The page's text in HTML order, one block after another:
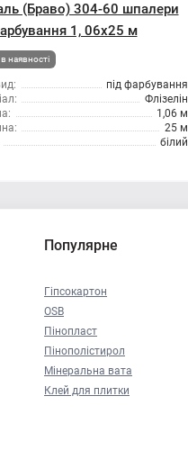
(Браво) 304-60 шпалери
1, 06x25 м
наявності
під фарбування
Флізелін
1,06 м
25 м
білий
Популярне
Гіпсокартон
OSB
Пінопласт
Пінополістирол
Мінеральна вата
Клей для плитки